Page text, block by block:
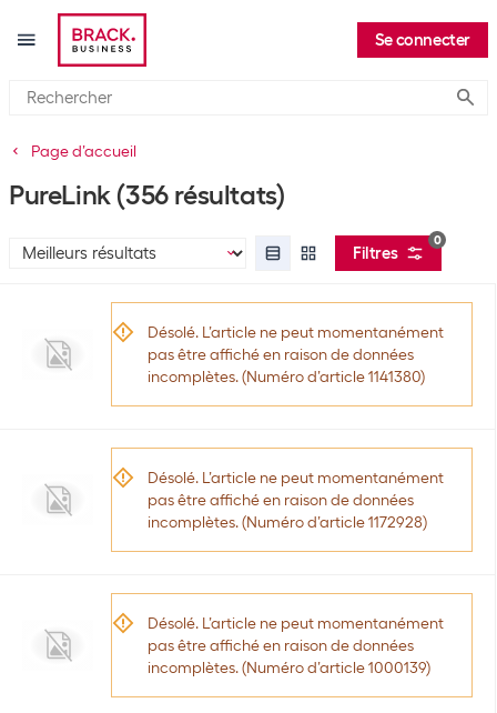
Se connecter
Page d’accueil
PureLink (356 résultats)
0
Filtres
Désolé. L’article ne peut momentanément
pas être affiché en raison de données
incomplètes. (Numéro d’article 1141380)
Désolé. L’article ne peut momentanément
pas être affiché en raison de données
incomplètes. (Numéro d’article 1172928)
Désolé. L’article ne peut momentanément
pas être affiché en raison de données
incomplètes. (Numéro d’article 1000139)